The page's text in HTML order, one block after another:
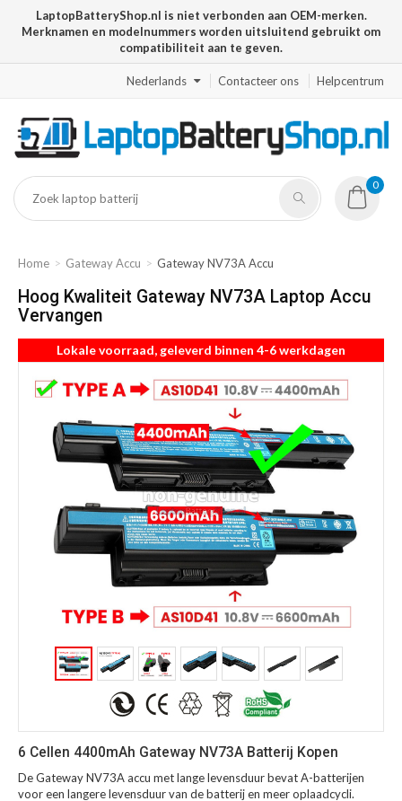
LaptopBatteryShop.nl is niet verbonden aan OEM-merken.
Merknamen en modelnummers worden uitsluitend gebruikt om
compatibiliteit aan te geven.
Nederlands Contacteer ons Helpcentrum
0
Home Gateway Accu Gateway NV73A Accu
Hoog Kwaliteit Gateway NV73A Laptop Accu
Vervangen
Lokale voorraad, geleverd binnen 4-6 werkdagen
6 Cellen 4400mAh Gateway NV73A Batterij Kopen
De Gateway NV73A accu met lange levensduur bevat A-batterijen
voor een langere levensduur van de batterij en meer oplaadcycli.